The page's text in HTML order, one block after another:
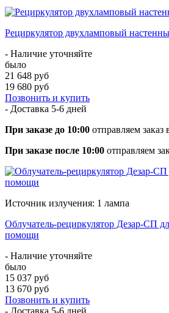
Рециркулятор двухламповый
- Наличие уточняйте
было
21 648 руб
19 680 руб
Позвонить и купить
- Доставка 5-6 дней
При заказе до 10:00 отправляем заказ
При заказе после 10:00 отправляем
Источник излучения: 1 лампа
Облучатель-рециркулятор Дезар-СП
помощи
- Наличие уточняйте
было
15 037 руб
13 670 руб
Позвонить и купить
- Доставка 5-6 дней